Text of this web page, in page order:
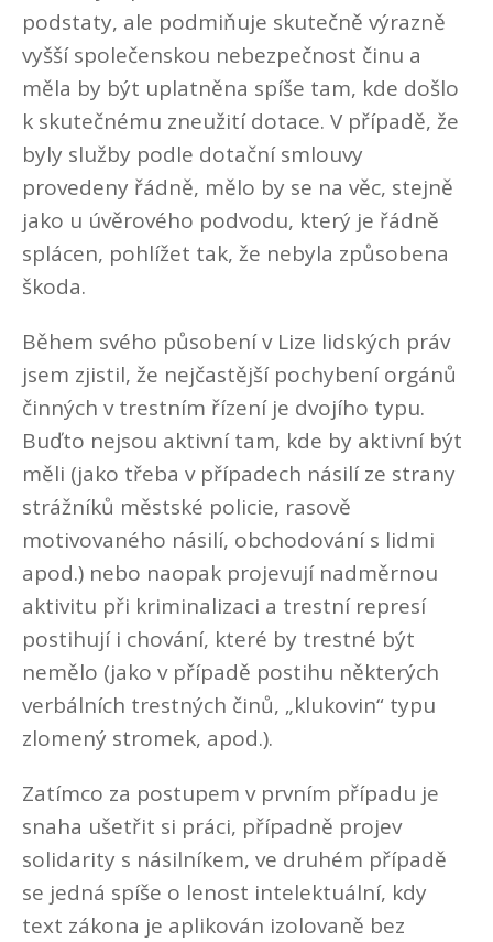
podstaty, ale podmiňuje skutečně výrazně
vyšší společenskou nebezpečnost činu a
měla by být uplatněna spíše tam, kde došlo
k skutečnému zneužití dotace. V případě, že
byly služby podle dotační smlouvy
provedeny řádně, mělo by se na věc, stejně
jako u úvěrového podvodu, který je řádně
splácen, pohlížet tak, že nebyla způsobena
škoda.
Během svého působení v Lize lidských práv
jsem zjistil, že nejčastější pochybení orgánů
činných v trestním řízení je dvojího typu.
Buďto nejsou aktivní tam, kde by aktivní být
měli (jako třeba v případech násilí ze strany
strážníků městské policie, rasově
motivovaného násilí, obchodování s lidmi
apod.) nebo naopak projevují nadměrnou
aktivitu při kriminalizaci a trestní represí
postihují i chování, které by trestné být
nemělo (jako v případě postihu některých
verbálních trestných činů, „klukovin“ typu
zlomený stromek, apod.).
Zatímco za postupem v prvním případu je
snaha ušetřit si práci, případně projev
solidarity s násilníkem, ve druhém případě
se jedná spíše o lenost intelektuální, kdy
text zákona je aplikován izolovaně bez